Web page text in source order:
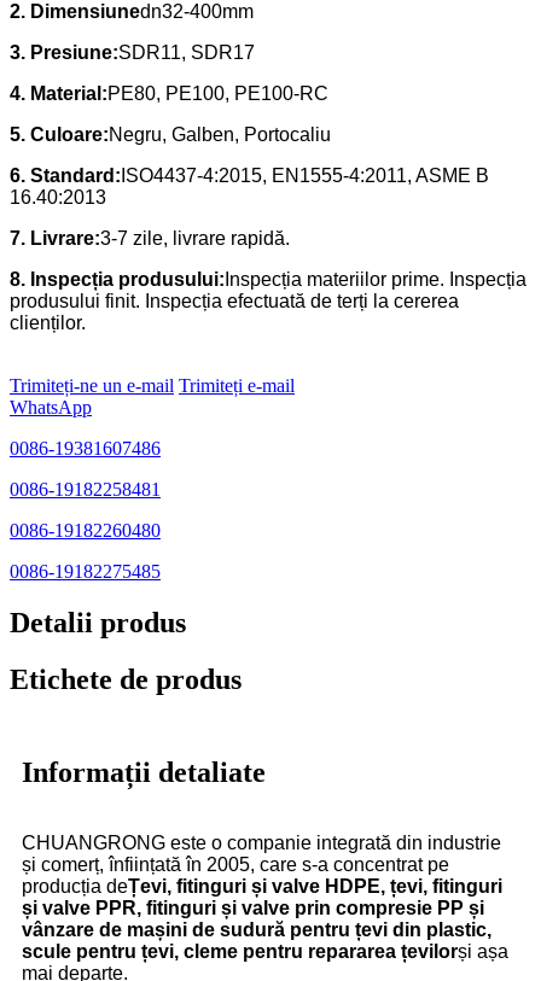
2. Dimensiunedn32-400mm
3. Presiune:SDR11, SDR17
4. Material:PE80, PE100, PE100-RC
5. Culoare:Negru, Galben, Portocaliu
6. Standard: ISO4437-4:2015, EN1555-4:2011, ASME B
16.40:2013
7. Livrare:3-7 zile, livrare rapidă.
8. Inspecția produsului: Inspecția materiilor prime. Inspecția
produsului finit. Inspecția efectuată de terți la cererea
clienților.
Trimiteți-ne un e-mail Trimiteți e-mail
WhatsApp
0086-19381607486
0086-19182258481
0086-19182260480
0086-19182275485
Detalii produs
Etichete de produs
Informații detaliate
CHUANGRONG este o companie integrată din industrie
și comerț, înființată în 2005, care s-a concentrat pe
producția deȚevi, fitinguri și valve HDPE, țevi, fitinguri
și valve PPR, fitinguri și valve prin compresie PP și
vânzare de mașini de sudură pentru țevi din plastic,
scule pentru țevi, cleme pentru repararea țevilorși așa
mai departe.